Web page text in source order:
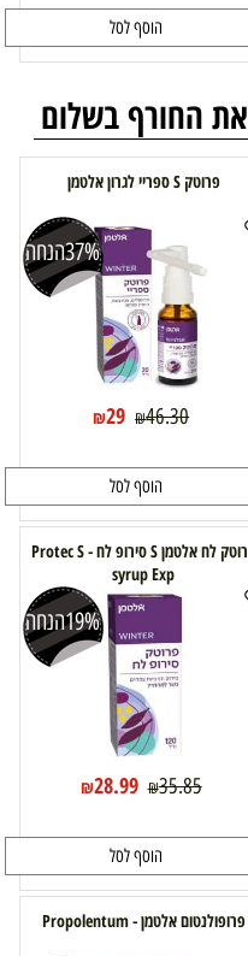
הוסף לסל
החורף בשלום
פרוטק S ספריי לגרון אלטמן
37%הנחה
₪46.30
₪29
הוסף לסל
פרוטק לח אלטמן S סירופ לח - Protec S
syrup Exp
19%הנחה
₪35.85
₪28.99
הוסף לסל
פרופולנטום אלטמן - Propolentum